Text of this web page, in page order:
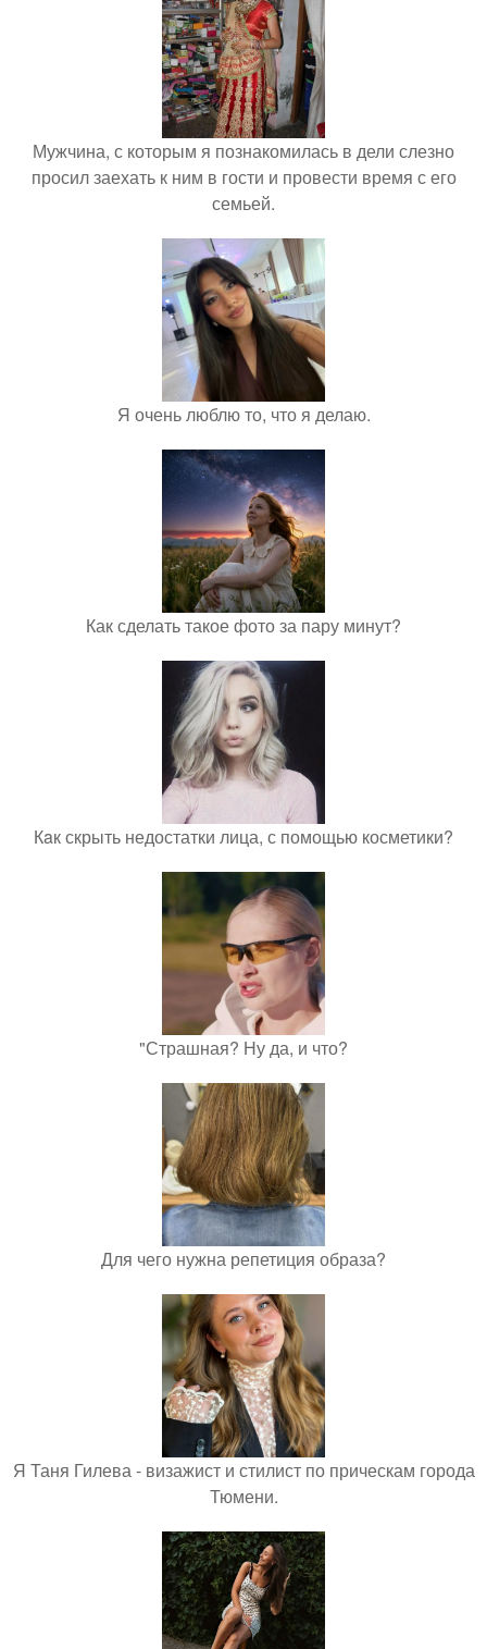
Мужчина, с которым я познакомилась в дели слезно
просил заехать к ним в гости и провести время с его
семьей.
Я очень люблю то, что я делаю.
Как сделать такое фото за пару минут?
Кaк скрыть недостатки лица, с помощью косметики?
"Страшная? Ну да, и что?
Для чего нужна репетиция образа?
Я Таня Гилева - визажист и стилист по прическам города
Тюмени.